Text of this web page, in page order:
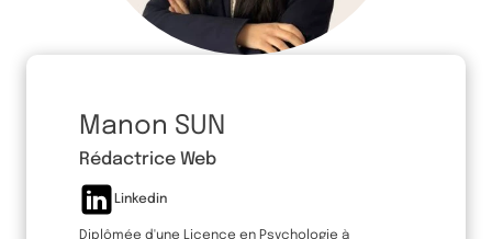
Manon SUN
Rédactrice Web
Linkedin
Diplômée d'une Licence en Psychologie à